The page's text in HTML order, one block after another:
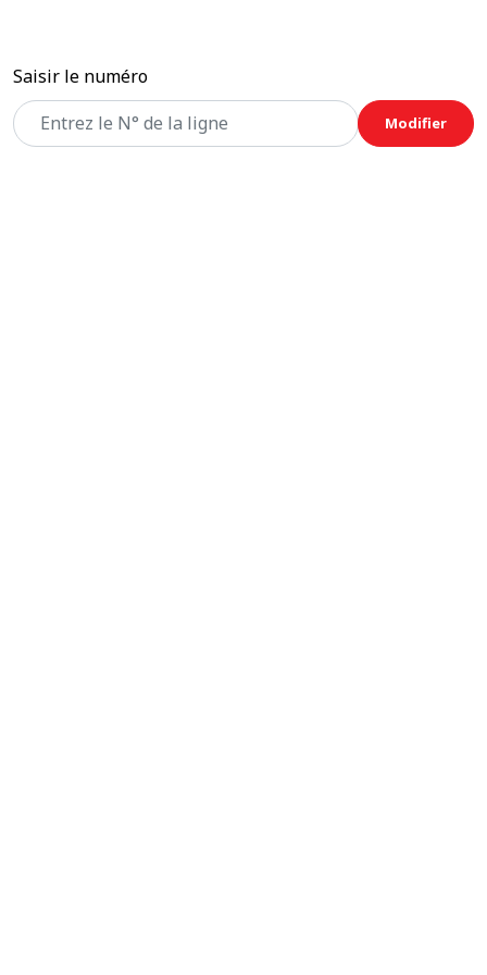
Saisir le numéro
Modifier